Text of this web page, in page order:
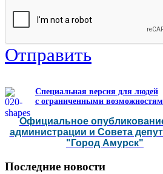
Отправить
Специальная версия для людей
с ограниченными
Официальное
администрации и Совета
"Город Амурск"
Последние новости